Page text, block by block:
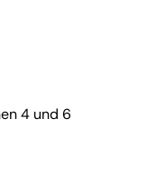
4 und 6